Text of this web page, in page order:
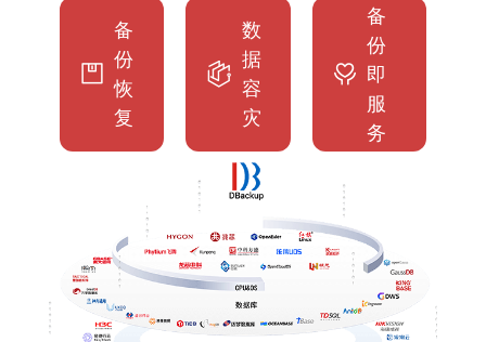
备
份
恢
复
数
据
容
灾
备
份
即
服
务